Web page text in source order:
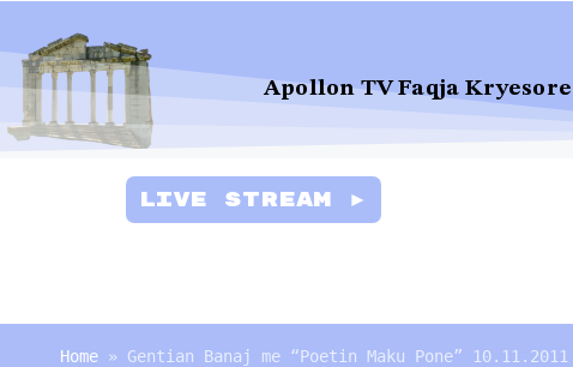
Apollon TV Faqja Kryesore
Live Stream ►
Home » Gentian Banaj me “Poetin Maku Pone” 10.11.2011